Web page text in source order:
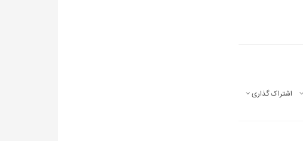
اشتراک گذاری